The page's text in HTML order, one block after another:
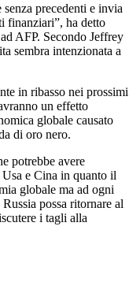
precedenti e invia
finanziari”, ha detto
AFP. Secondo Jeffrey
sembra intenzionata a
in ribasso nei prossimi
un effetto
globale causato
di oro nero.
potrebbe avere
e Cina in quanto il
globale ma ad ogni
possa ritornare al
i tagli alla